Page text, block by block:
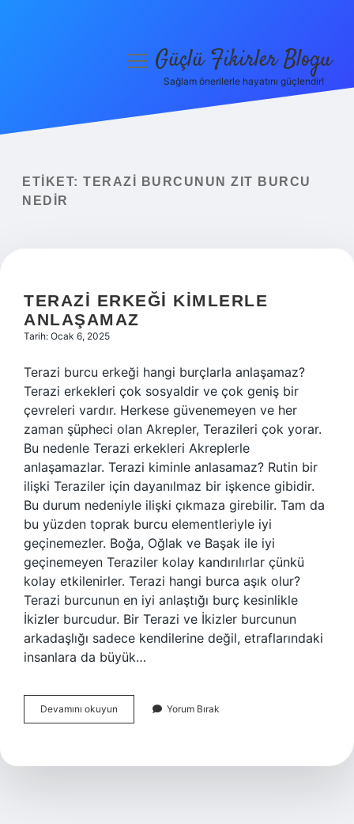
Yasal Uyarı
menüyüGüçlü Fikirler Blogu
Sağlam önerilerle hayatını güçlendir!
ETIKET: TERAZI BURCUNUN ZIT BURCU
NEDIR
TERAZI ERKEĞI KIMLERLE
ANLAŞAMAZ
Tarih: Ocak 6, 2025
Terazi burcu erkeği hangi burçlarla anlaşamaz?
Terazi erkekleri çok sosyaldir ve çok geniş bir
çevreleri vardır. Herkese güvenemeyen ve her
zaman şüpheci olan Akrepler, Terazileri çok yorar.
Bu nedenle Terazi erkekleri Akreplerle
anlaşamazlar. Terazi kiminle anlasamaz? Rutin bir
ilişki Teraziler için dayanılmaz bir işkence gibidir.
Bu durum nedeniyle ilişki çıkmaza girebilir. Tam da
bu yüzden toprak burcu elementleriyle iyi
geçinemezler. Boğa, Oğlak ve Başak ile iyi
geçinemeyen Teraziler kolay kandırılırlar çünkü
kolay etkilenirler. Terazi hangi burca aşık olur?
Terazi burcunun en iyi anlaştığı burç kesinlikle
İkizler burcudur. Bir Terazi ve İkizler burcunun
arkadaşlığı sadece kendilerine değil, etraflarındaki
insanlara da büyük…
Devamını okuyun
Erkeği
Yorum Bırak